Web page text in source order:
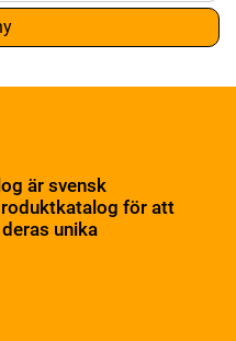
är svensk
för att
unika